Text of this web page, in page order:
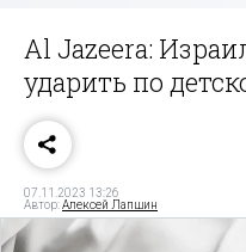
Al Jazeera:
ударить по
07.11.2023 13:26
Автор:Алексей Лапшин